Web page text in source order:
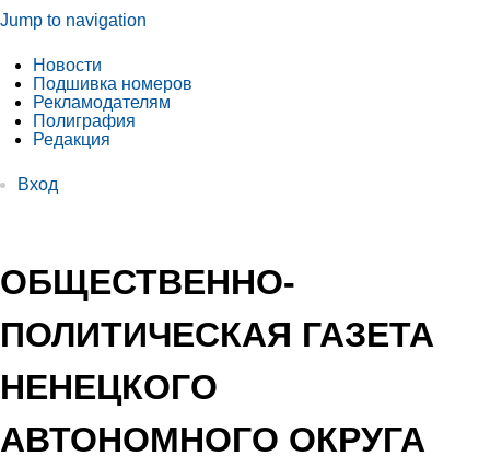
Jump to navigation
Новости
Подшивка номеров
Рекламодателям
Полиграфия
Редакция
Вход
ОБЩЕСТВЕННО-
ПОЛИТИЧЕСКАЯ ГАЗЕТА
НЕНЕЦКОГО
АВТОНОМНОГО ОКРУГА